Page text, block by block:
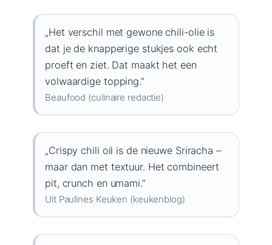
„Het verschil met gewone chili-olie is
dat je de knapperige stukjes ook echt
proeft en ziet. Dat maakt het een
volwaardige topping.”
Beaufood (culinaire redactie)
„Crispy chili oil is de nieuwe Sriracha –
maar dan met textuur. Het combineert
pit, crunch en umami.”
Uit Paulines Keuken (keukenblog)